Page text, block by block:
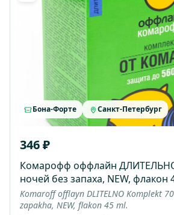
Бона-Форте Санкт-Петербург
346 ₽
Комарофф оффлайн
ночей без запаха, NEW, флакон
Komaroff offlayn DLITELNO Komplekt
zapakha, NEW, flakon 45 ml.